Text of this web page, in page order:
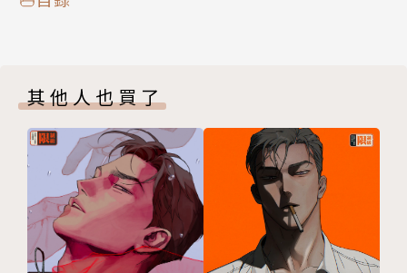
其他人也買了